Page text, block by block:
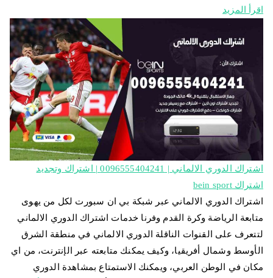
اقرأ المزيد
اشتراك الدوري الالماني | 0096555404241 | اشتراك وتجديد
اشتراك bein sport
اشتراك الدوري الالماني عبر شبكة بي ان سبورت لكل من يهوى
متابعة الرياضة وكرة القدم وفرنا خدمات اشتراك الدوري الالماني
لتتعرف على القنوات الناقلة الدوري الالماني في منطقة الشرق
الأوسط وشمال أفريقيا، وكيف يمكنك متابعته عبر الإنترنت، من اي
مكان في الوطن العربي، ويمكنك الاستمتاع بمشاهدة الدوري